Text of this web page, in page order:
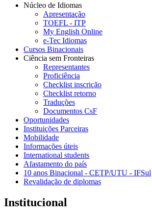
Núcleo de Idiomas
Apresentação
TOEFL - ITP
My English Online
e-Tec Idiomas
Cursos Binacionais
Ciência sem Fronteiras
Representantes
Proficiência
Checklist inscrição
Checklist retorno
Traduções
Documentos CsF
Oportunidades
Instituições Parceiras
Mobilidade
Informações úteis
International students
Afastamento do país
10 anos Binacional - CETP/UTU - IFSul
Revalidação de diplomas
Institucional